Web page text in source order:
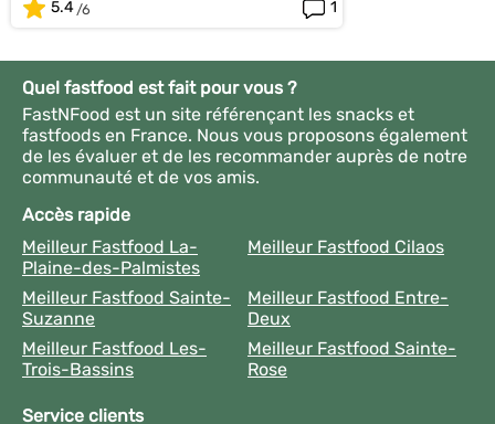
5.4
1
Quel fastfood est fait pour vous ?
FastNFood est un site référençant les snacks et
fastfoods en France. Nous vous proposons également
de les évaluer et de les recommander auprès de notre
communauté et de vos amis.
Accès rapide
Meilleur Fastfood La-
Plaine-des-Palmistes
Meilleur Fastfood Cilaos
Meilleur Fastfood Sainte-
Suzanne
Meilleur Fastfood Entre-
Deux
Meilleur Fastfood Les-
Trois-Bassins
Meilleur Fastfood Sainte-
Rose
Service clients